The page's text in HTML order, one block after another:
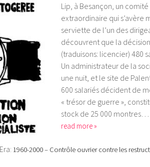
Lip, à Besançon, un
extraordinaire qui s’avère
serviette de l’un des
découvrent que la
(traduisons: licencier) 480
Un administrateur de la
une nuit, et le site de
600 salariés décident de
« trésor de guerre »,
stock de 25 000
read more »
Era: 1960-2000 – Contrôle ouvrier contre les